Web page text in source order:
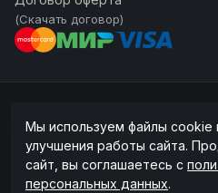
(Скачать договор)
ссылка на
Информация на сайте не является
Мы используем файлы cookie
улучшения работы сайта.
сайт, вы соглашаетесь с
персональных данных.